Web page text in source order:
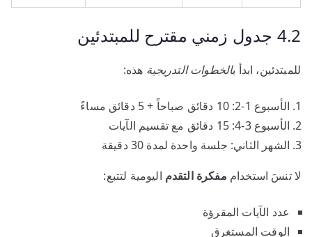
4.2 جدول زمني مقترح للمبتدئين
للمبتدئين، ابدأ بالخطوات التدريجية هذه:
الأسبوع 1-2: 10 دقائق صباحاً + 5 دقائق مساءً
الأسبوع 3-4: 15 دقائق مع تقسيم الآيات
الشهر الثاني: جلسة واحدة لمدة 30 دقيقة
لا تنسَ استخدام مفكرة التقدم اليومية لتتبع:
عدد الآيات المقرؤة
الوقت المستغرق